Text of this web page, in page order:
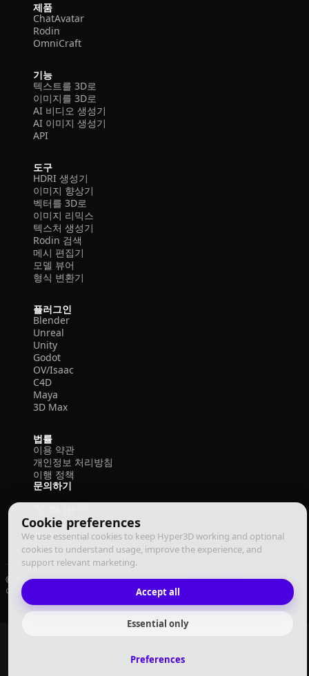
Cookie preferences
We use essential cookies to keep Hyper3D working and optional
cookies to understand usage, improve the experience, and
support relevant marketing.
Accept all
Essential only
Preferences
제품
ChatAvatar
Rodin
OmniCraft
기능
텍스트를 3D로
이미지를 3D로
AI 비디오 생성기
AI 이미지 생성기
API
도구
HDRI 생성기
이미지 향상기
벡터를 3D로
이미지 리믹스
텍스처 생성기
Rodin 검색
메시 편집기
모델 뷰어
형식 변환기
플러그인
Blender
Unreal
Unity
Godot
OV/Isaac
C4D
Maya
3D Max
법률
이용 약관
개인정보 처리방침
이행 정책
문의하기
© 2026 Deemos Corporation. 모든 권리 보유
이용 약관
이행 정책